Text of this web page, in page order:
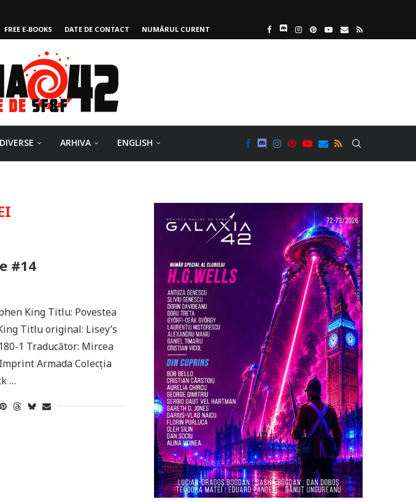
FREE E-BOOKS DATE DE CONTACT NUMĂRUL CURENT
DIVERSE ARHIVA ENGLISH
#14
King Titlu: Povestea
Titlu original: Lisey’s
1 Traducător: Mircea
Armada Colecția
…